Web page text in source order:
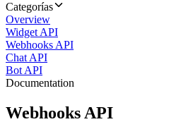
Categorías
Overview
Widget API
Webhooks API
Chat API
Bot API
Documentation
Webhooks API